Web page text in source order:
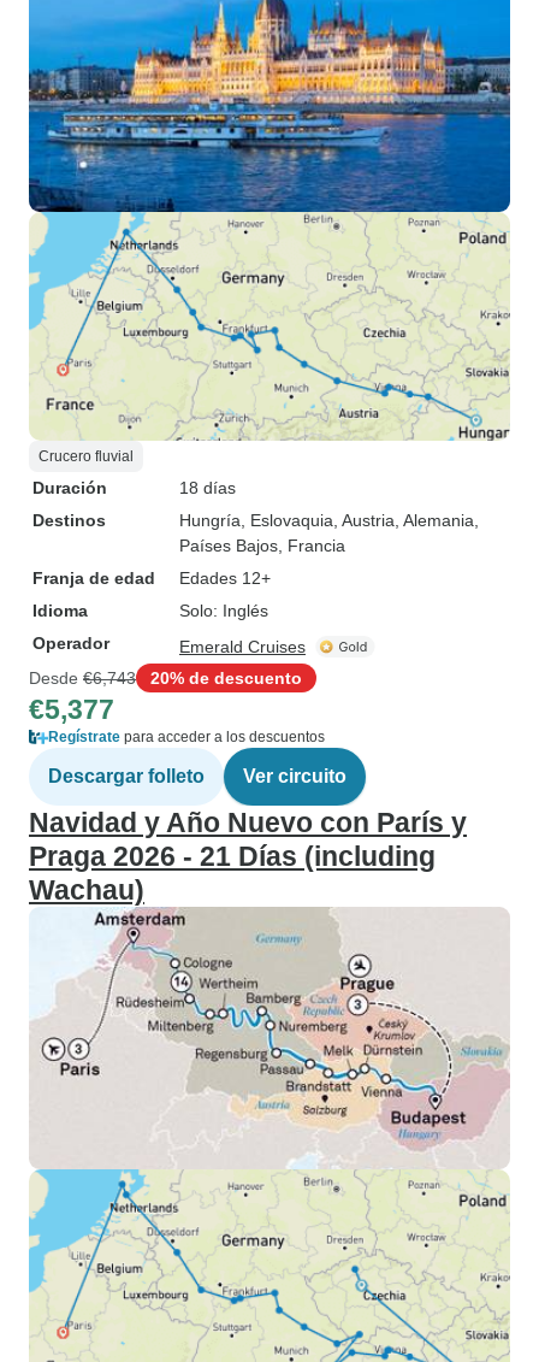
Crucero fluvial
Duración
18 días
Destinos
Hungría , Eslovaquia , Austria , Alemania
Países Bajos , Francia
Franja de edad
Edades 12+
Idioma
Solo: Inglés
Operador
Emerald Cruises
Desde €6,743 20% de descuento
€5,377
Regístrate para acceder a los descuentos
Descargar folleto Ver circuito
Navidad y Año Nuevo con París y
Praga 2026 - 21 Días (including
Wachau)